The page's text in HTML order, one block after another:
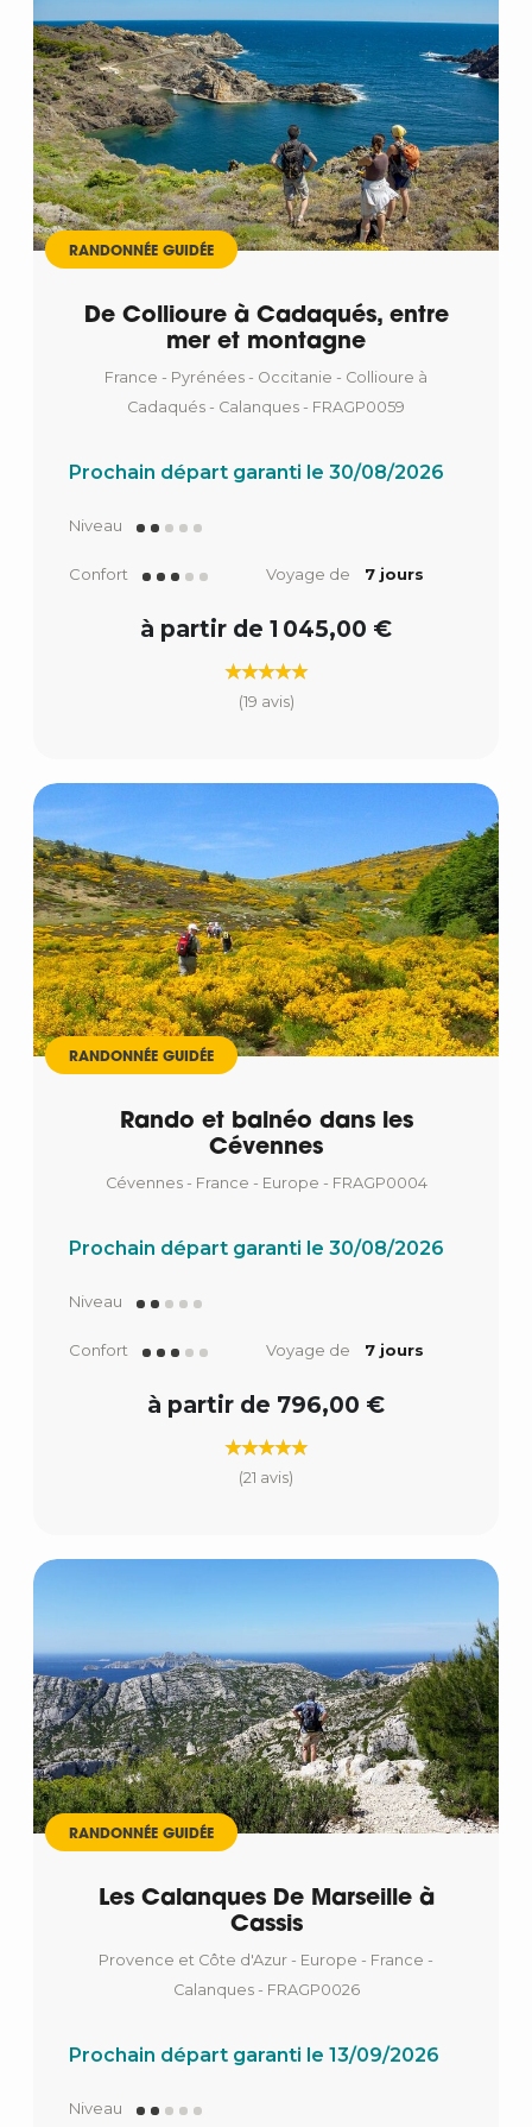
RANDONNÉE GUIDÉE
De Collioure à Cadaqués, entre
mer et montagne
France - Pyrénées - Occitanie - Collioure à
Cadaqués - Calanques - FRAGP0059
Prochain départ garanti le 30/08/2026
Niveau
Confort Voyage de 7 jours
à partir de 1 045,00 €
(19 avis)
RANDONNÉE GUIDÉE
Rando et balnéo dans les
Cévennes
Cévennes - France - Europe - FRAGP0004
Prochain départ garanti le 30/08/2026
Niveau
Confort Voyage de 7 jours
à partir de 796,00 €
(21 avis)
RANDONNÉE GUIDÉE
Les Calanques De Marseille à
Cassis
Provence et Côte d'Azur - Europe - France -
Calanques - FRAGP0026
Prochain départ garanti le 13/09/2026
Niveau